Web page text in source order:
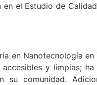
el Estudio de
en Nanotecnología
y limpias;
su comunidad.